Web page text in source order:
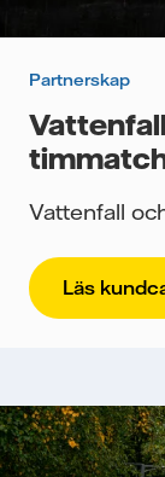
Partnerskap
Vattenfall
Läs